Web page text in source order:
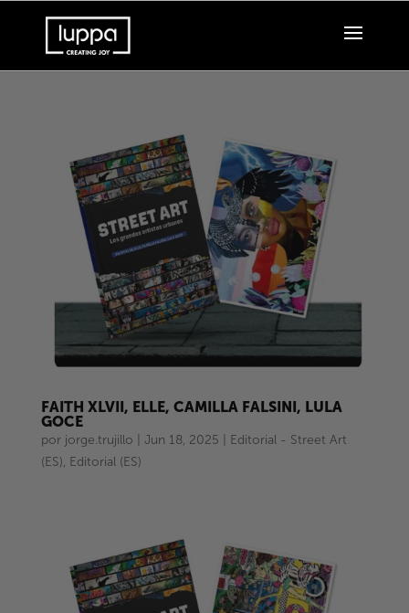
FAITH XLVII, ELLE, CAMILLA FALSINI, LULA
GOCE
por jorge.trujillo Jun 18, 2025
Editorial - Street Art
(ES), Editorial (ES)